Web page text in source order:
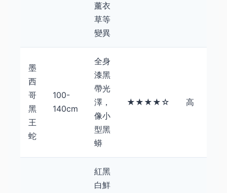
薰衣
草等
變異
墨
西
哥
黑
王
蛇
100-
140cm
全身
漆黑
帶光
澤，
像小
型黑
蟒
★★★★☆ 高
紅黑
白鮮